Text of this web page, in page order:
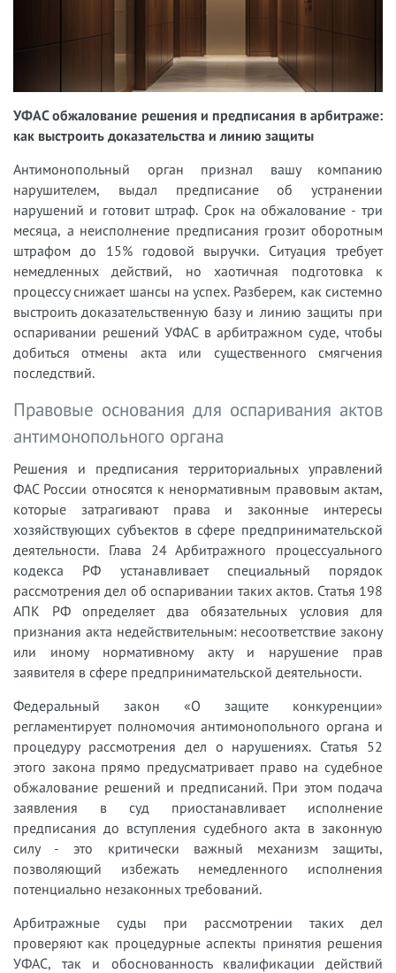
УФАС обжалование решения и предписания в арбитраже:
как выстроить доказательства и линию защиты
Антимонопольный орган признал вашу компанию
нарушителем, выдал предписание об устранении
нарушений и готовит штраф. Срок на обжалование - три
месяца, а неисполнение предписания грозит оборотным
штрафом до 15% годовой выручки. Ситуация требует
немедленных действий, но хаотичная подготовка к
процессу снижает шансы на успех. Разберем, как системно
выстроить доказательственную базу и линию защиты при
оспаривании решений УФАС в арбитражном суде, чтобы
добиться отмены акта или существенного смягчения
последствий.
Правовые основания для оспаривания актов
антимонопольного органа
Решения и предписания территориальных управлений
ФАС России относятся к ненормативным правовым актам,
которые затрагивают права и законные интересы
хозяйствующих субъектов в сфере предпринимательской
деятельности. Глава 24 Арбитражного процессуального
кодекса РФ устанавливает специальный порядок
рассмотрения дел об оспаривании таких актов. Статья 198
АПК РФ определяет два обязательных условия для
признания акта недействительным: несоответствие закону
или иному нормативному акту и нарушение прав
заявителя в сфере предпринимательской деятельности.
Федеральный закон «О защите конкуренции»
регламентирует полномочия антимонопольного органа и
процедуру рассмотрения дел о нарушениях. Статья 52
этого закона прямо предусматривает право на судебное
обжалование решений и предписаний. При этом подача
заявления в суд приостанавливает исполнение
предписания до вступления судебного акта в законную
силу - это критически важный механизм защиты,
позволяющий избежать немедленного исполнения
потенциально незаконных требований.
Арбитражные суды при рассмотрении таких дел
проверяют как процедурные аспекты принятия решения
УФАС, так и обоснованность квалификации действий